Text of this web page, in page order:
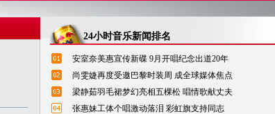
24小时音乐新闻排名
安室奈美惠宣传新碟 9月开唱纪念出道20年
尚雯婕再度受邀巴黎时装周 成全球媒体焦点
梁静茹羽毛裙梦幻亮相五棵松 唱情歌献丈夫
张惠妹工体个唱激动落泪 彩虹旗支持同志